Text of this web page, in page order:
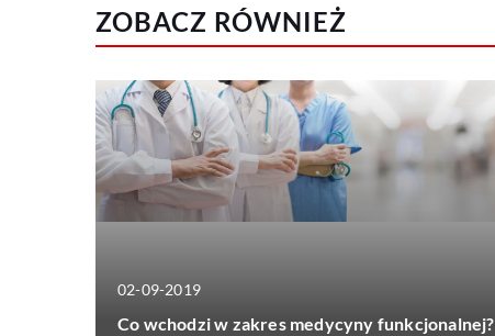
ZOBACZ RÓWNIEŻ
02-09-2019
Co wchodzi w zakres medycyny funkcjonalnej?